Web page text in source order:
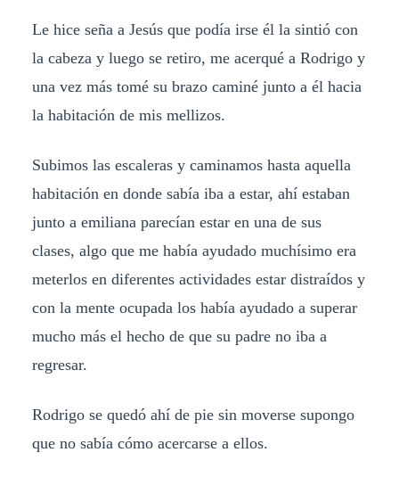
Le hice seña a Jesús que podía irse él la sintió con
la cabeza y luego se retiro, me acerqué a Rodrigo y
una vez más tomé su brazo caminé junto a él hacia
la habitación de mis mellizos.
Subimos las escaleras y caminamos hasta aquella
habitación en donde sabía iba a estar, ahí estaban
junto a emiliana parecían estar en una de sus
clases, algo que me había ayudado muchísimo era
meterlos en diferentes actividades estar distraídos y
con la mente ocupada los había ayudado a superar
mucho más el hecho de que su padre no iba a
regresar.
Rodrigo se quedó ahí de pie sin moverse supongo
que no sabía cómo acercarse a ellos.